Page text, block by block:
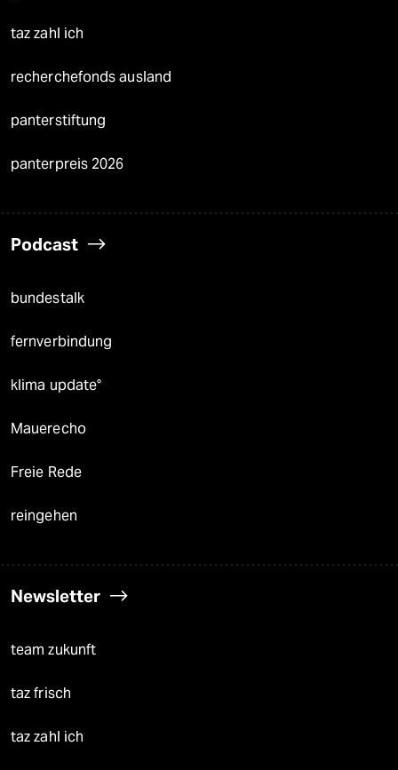
taz zahl ich
recherchefonds ausland
panterstiftung
panterpreis 2026
Podcast
bundestalk
fernverbindung
klima update°
Mauerecho
Freie Rede
reingehen
Newsletter
team zukunft
taz frisch
taz zahl ich